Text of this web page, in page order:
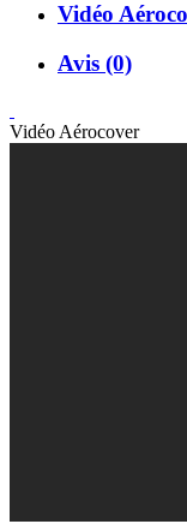
Vidéo
Avis (0)
Vidéo Aérocover